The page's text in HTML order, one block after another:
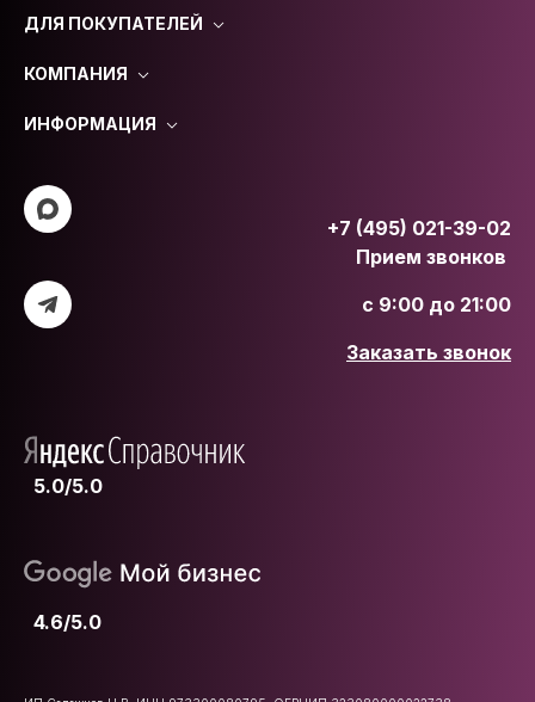
ДЛЯ ПОКУПАТЕЛЕЙ
КОМПАНИЯ
ИНФОРМАЦИЯ
+7 (495) 021-39-02
Прием звонков
с 9:00 до 21:00
Заказать звонок
5.0/5.0
4.6/5.0